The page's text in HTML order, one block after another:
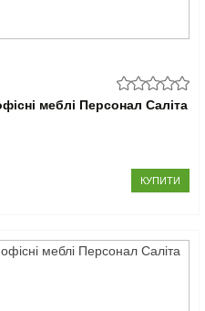
меблі Персонал Саліта
КУПИТИ